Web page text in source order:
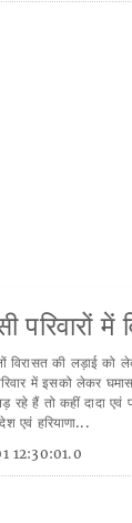
परिवारों
विरासत की लड़ाई
में इसको लेकर
रहे हैं तो कहीं दादा
एवं हरियाणा...
12:30:01.0